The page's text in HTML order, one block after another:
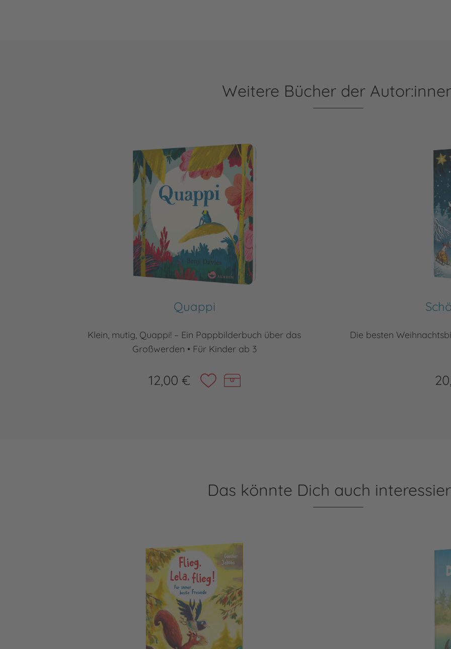
Weitere Bücher der
Quappi
Klein, mutig, Quappi! – Ein Pappbilderbuch über das
Großwerden • Für Kinder ab 3
12,00 €
Die besten
Das könnte Dich auch
Pino und Lela: Flieg, Lela, flieg!